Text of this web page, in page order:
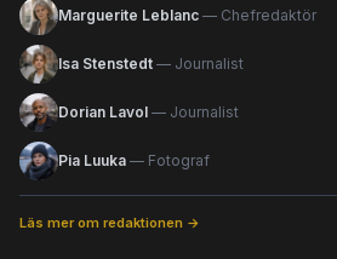
Marguerite Leblanc — Chefredaktör
Isa Stenstedt — Journalist
Dorian Lavol — Journalist
Pia Luuka — Fotograf
Läs mer om redaktionen →